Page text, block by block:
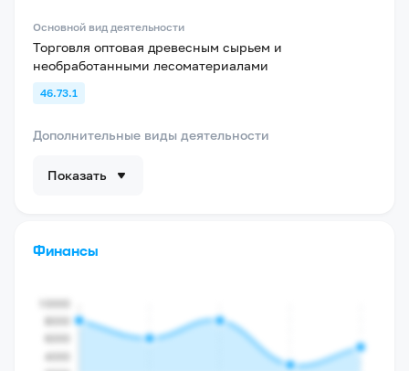
Основной вид деятельности
Торговля оптовая древесным сырьем и
необработанными лесоматериалами
46.73.1
Дополнительные виды деятельности
Показать
Финансы